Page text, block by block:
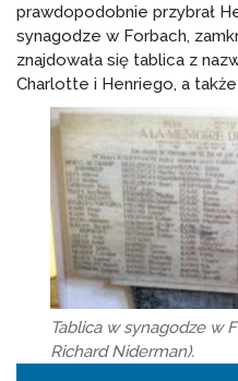
prawdopodobnie przybrał
synagodze w Forbach,
znajdowała się tablica z
Charlotte i Henriego, a także
Tablica w synagodze w
Richard Niderman).